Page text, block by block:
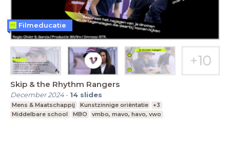
Skip & the Rhythm Rangers
December 2024- 14 slides
Mens & Maatschappij Kunstzinnige oriëntatie
+3
Middelbare school
MBO vmbo, mavo, havo, vwo
Filmeducatie